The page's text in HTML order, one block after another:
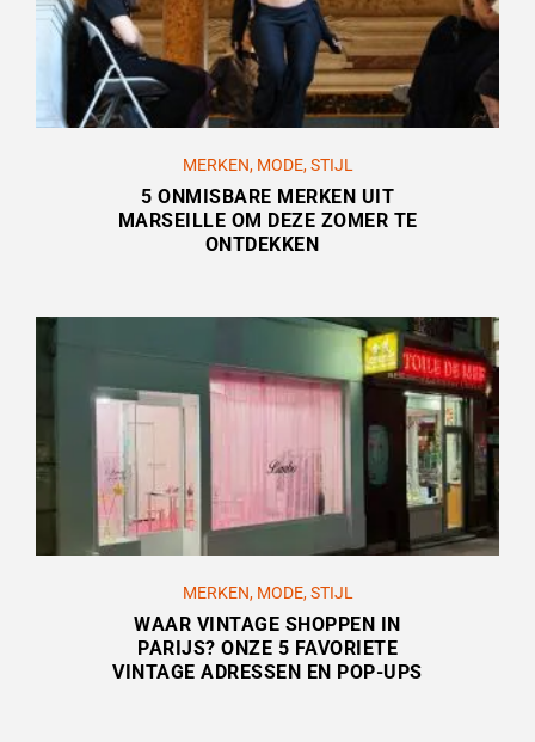
MERKEN, MODE,STIJL
5 ONMISBARE MERKEN UIT
MARSEILLE OM DEZE ZOMER TE
ONTDEKKEN
MERKEN, MODE,STIJL
WAAR VINTAGE SHOPPEN IN
PARIJS? ONZE 5 FAVORIETE
VINTAGE ADRESSEN EN POP-UPS